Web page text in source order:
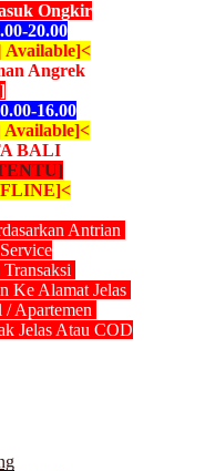
Ongkir
20.00
Angrek
16.00
BALI
Antrian
Ke Alamat Jelas
Apartemen
Jelas Atau COD